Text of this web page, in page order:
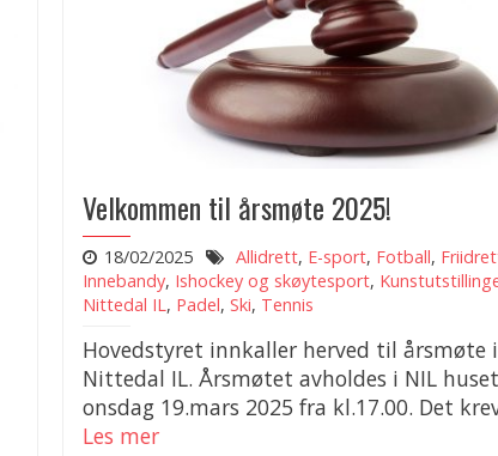
Velkommen til årsmøte 2025!
18/02/2025 Allidrett, E-sport, Fotball,
Innebandy, Ishockey og skøytesport,
Nittedal IL, Padel, Ski, Tennis
Hovedstyret innkaller herved til årsmøte i
Nittedal IL. Årsmøtet avholdes i NIL huset
onsdag 19.mars 2025 fra kl.17.00. Det
Les mer